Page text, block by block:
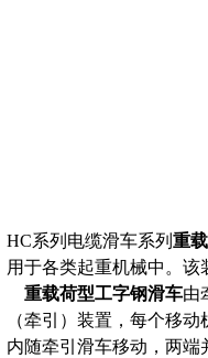
HC系列电缆滑车系列 重
用于各类起重机械中。
重载荷型工字钢滑车由
（牵引）装置，每个移
内随牵引滑车移动，两